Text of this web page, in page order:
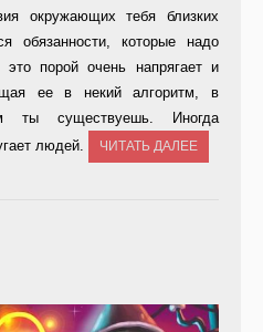
окружающих тебя близких
обязанности, которые надо
порой очень напрягает и
ее в некий алгоритм, в
ты существуешь. Иногда
людей.
ЧИТАТЬ ДАЛЕЕ